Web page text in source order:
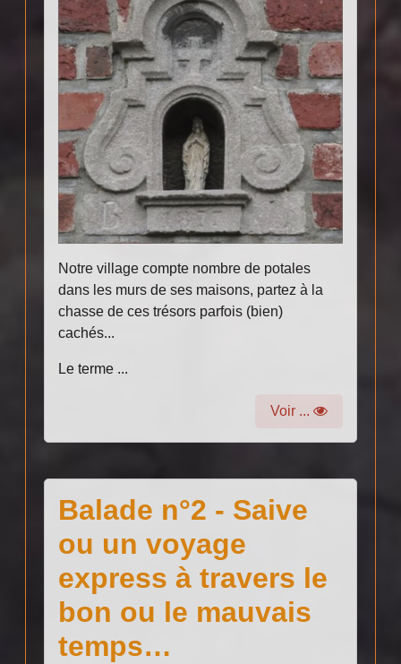
Notre village compte nombre de potales
dans les murs de ses maisons, partez à la
chasse de ces trésors parfois (bien)
cachés...
Le terme ...
Voir ...
Balade n°2 - Saive
ou un voyage
express à travers le
bon ou le mauvais
temps…